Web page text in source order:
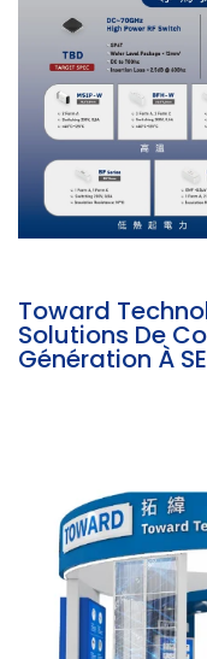
Toward
Solutions De
Génération À